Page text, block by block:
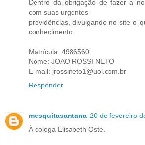
Dentro da obrigação de fazer a
com suas urgentes
providências, divulgando no site o
conhecimento.
Matrícula: 4986560
Nome: JOAO ROSSI NETO
E-mail: jrossineto1@uol.com.br
Responder
mesquitasantana 20 de fevereiro
À colega Elisabeth Oste.